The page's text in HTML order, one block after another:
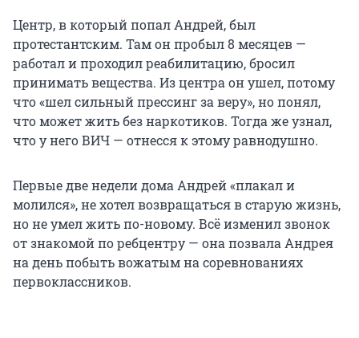
Центр, в который попал Андрей, был
протестантским. Там он пробыл 8 месяцев —
работал и проходил реабилитацию, бросил
принимать вещества. Из центра он ушел, потому
что «шел сильный прессинг за веру», но понял,
что может жить без наркотиков. Тогда же узнал,
что у него ВИЧ — отнесся к этому равнодушно.
Первые две недели дома Андрей «плакал и
молился», не хотел возвращаться в старую жизнь,
но не умел жить по-новому. Всё изменил звонок
от знакомой по ребцентру — она позвала Андрея
на день побыть вожатым на соревнованиях
первоклассников.